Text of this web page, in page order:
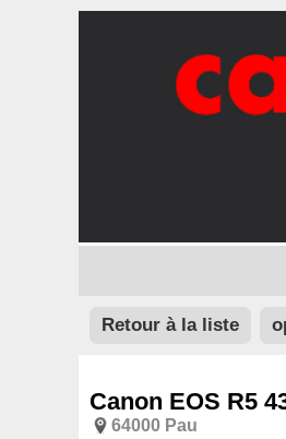
Retour à la liste
Canon EOS R5
64000 Pau